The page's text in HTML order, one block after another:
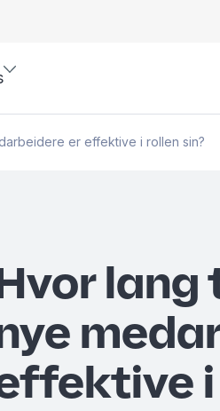
er effektive i rollen sin?
i